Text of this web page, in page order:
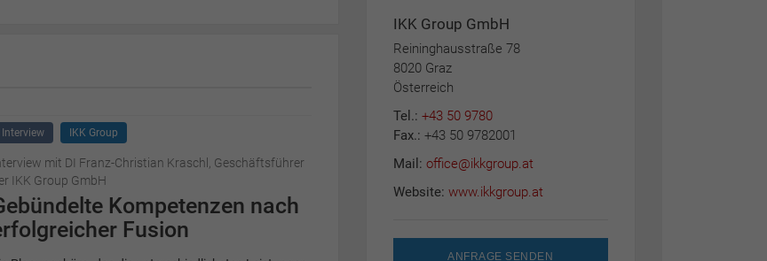
Interview IKK Group
mit DI Franz-Christian Kraschl, Geschäftsführer
IKK Group GmbH
Kompetenzen nach
Fusion
IKK Group GmbH
Reininghausstraße 78
8020 Graz
Österreich
Tel.: +43 50 9780
Fax.: +43 50 9782001
Mail: office@ikkgroup.at
Website: www.ikkgroup.at
ANFRAGE SENDEN